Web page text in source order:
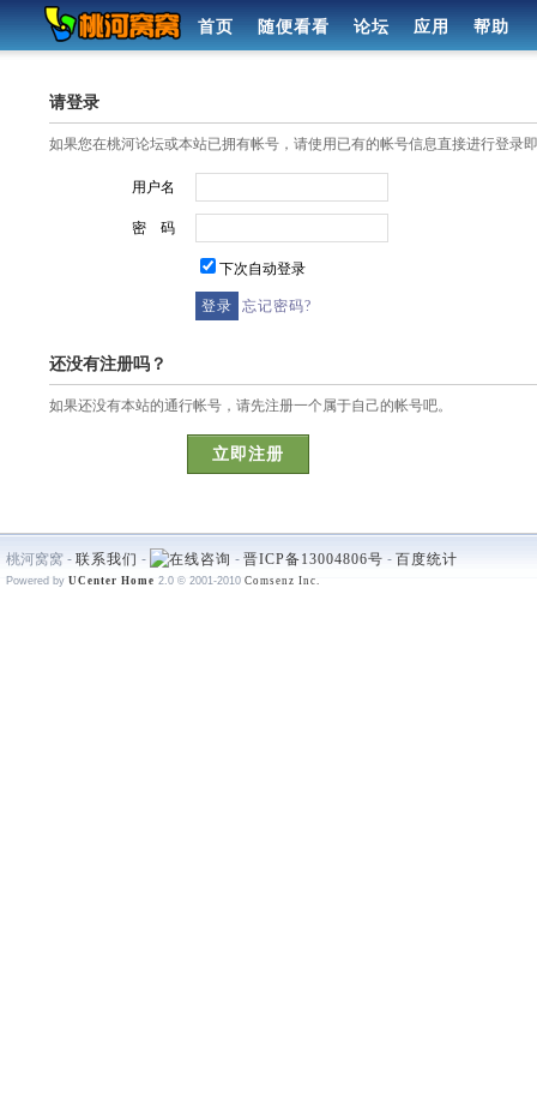
首页 随便看看 论坛 应用 帮助
请登录
如果您在桃河论坛或本站已拥有帐号，请使用已有的帐号信息直接进行登录
用户名
密 码
下次自动登录
忘记密码?
还没有注册吗？
如果还没有本站的通行帐号，请先注册一个属于自己的帐号吧。
立即注册
桃河窝窝 - 联系我们 - - 晋ICP备13004806号 - 百度统计
Powered by UCenter Home 2.0 © 2001-2010 Comsenz Inc.